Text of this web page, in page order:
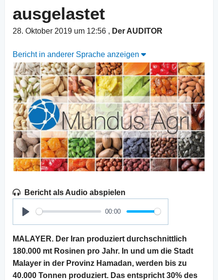
ausgelastet
28. Oktober 2019 um 12:56 , Der AUDITOR
Bericht in anderer Sprache anzeigen
Bericht als Audio abspielen
Play
00:00
MALAYER. Der Iran produziert durchschnittlich
180.000 mt Rosinen pro Jahr. In und um die Stadt
Malayer in der Provinz Hamadan, werden bis zu
40.000 Tonnen produziert. Das entspricht 30% des